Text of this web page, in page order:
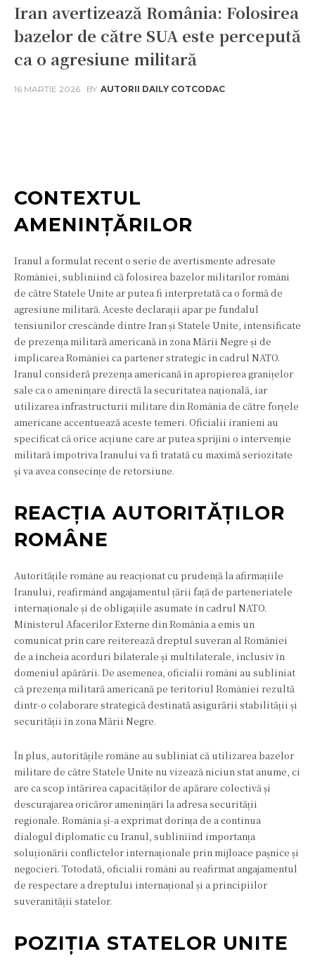
Iran avertizează România: Folosirea
bazelor de către SUA este percepută
ca o agresiune militară
16 MARTIE 2026 BY AUTORII DAILY COTCODAC
CONTEXTUL
AMENINȚĂRILOR
Iranul a formulat recent o serie de avertismente adresate
României, subliniind că folosirea bazelor militarilor români
de către Statele Unite ar putea fi interpretată ca o formă de
agresiune militară. Aceste declarații apar pe fundalul
tensiunilor crescânde dintre Iran și Statele Unite, intensificate
de prezența militară americană în zona Mării Negre și de
implicarea României ca partener strategic în cadrul NATO.
Iranul consideră prezența americană în apropierea granițelor
sale ca o amenințare directă la securitatea națională, iar
utilizarea infrastructurii militare din România de către forțele
americane accentuează aceste temeri. Oficialii iranieni au
specificat că orice acțiune care ar putea sprijini o intervenție
militară împotriva Iranului va fi tratată cu maximă seriozitate
și va avea consecințe de retorsiune.
REACȚIA AUTORITĂȚILOR
ROMÂNE
Autoritățile române au reacționat cu prudență la afirmațiile
Iranului, reafirmând angajamentul țării față de parteneriatele
internaționale și de obligațiile asumate în cadrul NATO.
Ministerul Afacerilor Externe din România a emis un
comunicat prin care reiterează dreptul suveran al României
de a încheia acorduri bilaterale și multilaterale, inclusiv în
domeniul apărării. De asemenea, oficialii români au subliniat
că prezența militară americană pe teritoriul României rezultă
dintr-o colaborare strategică destinată asigurării stabilității și
securității în zona Mării Negre.
În plus, autoritățile române au subliniat că utilizarea bazelor
militare de către Statele Unite nu vizează niciun stat anume, ci
are ca scop întărirea capacităților de apărare colectivă și
descurajarea oricăror amenințări la adresa securității
regionale. România și-a exprimat dorința de a continua
dialogul diplomatic cu Iranul, subliniind importanța
soluționării conflictelor internaționale prin mijloace pașnice și
negocieri. Totodată, oficialii români au reafirmat angajamentul
de respectare a dreptului internațional și a principiilor
suveranității statelor.
POZIȚIA STATELOR UNITE